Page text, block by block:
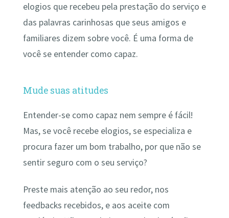
elogios que recebeu pela prestação do serviço e
das palavras carinhosas que seus amigos e
familiares dizem sobre você. É uma forma de
você se entender como capaz.
Mude suas atitudes
Entender-se como capaz nem sempre é fácil!
Mas, se você recebe elogios, se especializa e
procura fazer um bom trabalho, por que não se
sentir seguro com o seu serviço?
Preste mais atenção ao seu redor, nos
feedbacks recebidos, e aos aceite com